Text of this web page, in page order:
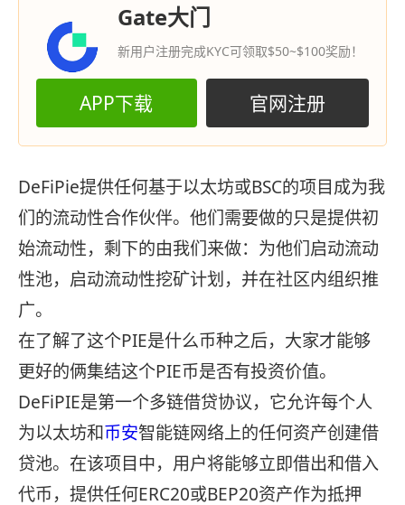
Gate大门
新用户注册完成KYC可领取$50~$100奖励！
APP下载 官网注册
DeFiPie提供任何基于以太坊或BSC的项目成为我
们的流动性合作伙伴。他们需要做的只是提供初
始流动性，剩下的由我们来做：为他们启动流动
性池，启动流动性挖矿计划，并在社区内组织推
广。
在了解了这个PIE是什么币种之后，大家才能够
更好的俩集结这个PIE币是否有投资价值。
DeFiPIE是第一个多链借贷协议，它允许每个人
为以太坊和币安智能链网络上的任何资产创建借
贷池。在该项目中，用户将能够立即借出和借入
代币，提供任何ERC20或BEP20资产作为抵押